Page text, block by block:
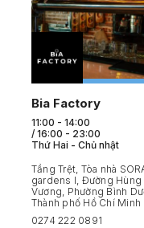
Bia Factory
11:00 - 14:00
/ 16:00 - 23:00
Thứ Hai - Chủ nhật
Tầng Trệt, Tòa nhà
gardens I, Đường Hùng
Vương, Phường Bình
Thành phố Hồ Chí Minh
0274 222 0891